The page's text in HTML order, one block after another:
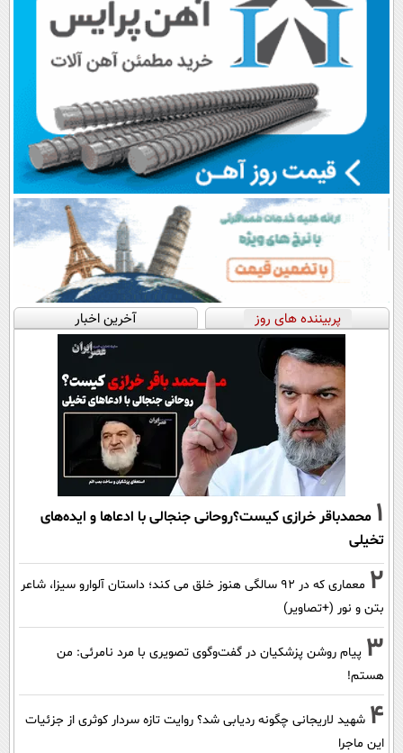
پربیننده های روز آخرین اخبار
1 محمدباقر خرازی کیست؟روحانی جنجالی با ادعاها و ایده‌های
تخیلی
2
معماری که در 92 سالگی هنوز خلق می کند؛ داستان آلوارو سیزا، شاعر
بتن و نور (+تصاویر)
3 پیام روشن پزشکیان در گفت‌و‌گوی تصویری با مرد نامرئی: من
هستم!
4 شهید لاریجانی چگونه ردیابی شد؟ روایت تازه سردار کوثری از جزئیات
این ماجرا